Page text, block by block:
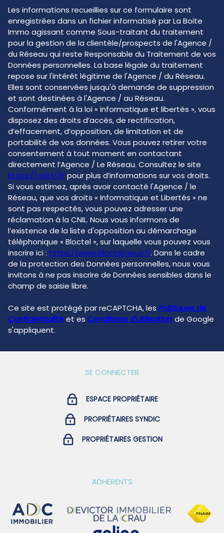
Les informations recueillies sur ce formulaire sont
enregistrées dans un fichier informatisé par La Boite
Immo agissant comme Sous-traitant du traitement
pour la gestion de la clientèle/prospects de l'Agence /
du Réseau qui reste Responsable du Traitement de vos
Données personnelles. La base légale du traitement
repose sur l'intérêt légitime de l'Agence / du Réseau.
Elles sont conservées jusqu'à demande de suppression
et sont destinées à l'Agence / au Réseau.
Conformément à la loi « informatique et libertés », vous
disposez des droits d’accès, de rectification,
d’effacement, d’opposition, de limitation et de
portabilité de vos données. Vous pouvez retirer votre
consentement à tout moment en contactant
directement l’Agence / Le Réseau. Consultez le site
https://cnil.fr/frpour plus d’informations sur vos droits.
Si vous estimez, après avoir contacté l'Agence / le
Réseau, que vos droits « Informatique et Libertés » ne
sont pas respectés, vous pouvez adresser une
réclamation à la CNIL. Nous vous informons de
l’existence de la liste d'opposition au démarchage
téléphonique « Bloctel », sur laquelle vous pouvez vous
inscrire ici : https://www.bloctel.gouv.fr. Dans le cadre
de la protection des Données personnelles, nous vous
invitons à ne pas inscrire de Données sensibles dans le
champ de saisie libre.
Ce site est protégé par reCAPTCHA, les Politiques de
Confidentialitéet es Conditions d'utilisationde Google
s'appliquent.
SE CONNECTER
ESPACE PROPRIÉTAIRE
PROPRIÉTAIRES SYNDIC
PROPRIÉTAIRES GESTION
ADHÉRENTS